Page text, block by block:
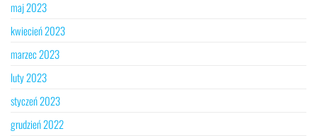
maj 2023
kwiecień 2023
marzec 2023
luty 2023
styczeń 2023
grudzień 2022